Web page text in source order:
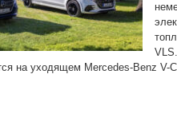
на уходящем Mercedes-Benz